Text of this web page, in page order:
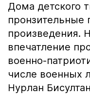
Дома детского
пронзительные
произведения.
впечатление
военно-
числе военных
Нурлан